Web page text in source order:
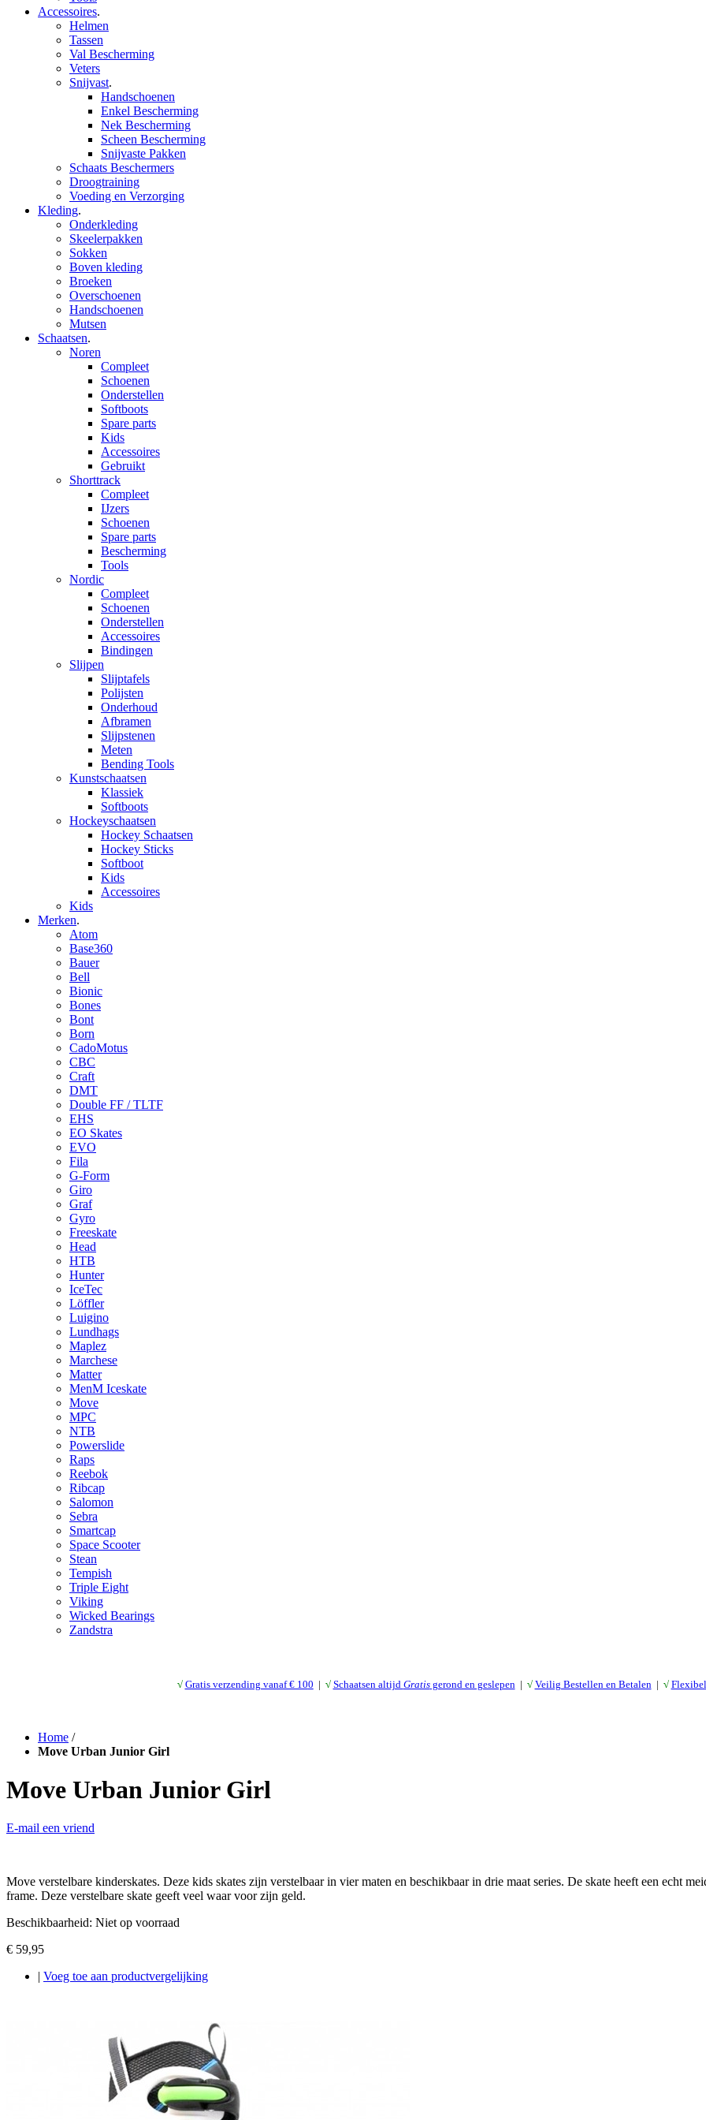
Accessoires.
Helmen
Tassen
Val Bescherming
Veters
Snijvast.
Handschoenen
Enkel Bescherming
Nek Bescherming
Scheen Bescherming
Snijvaste Pakken
Schaats Beschermers
Droogtraining
Voeding en Verzorging
Kleding.
Onderkleding
Skeelerpakken
Sokken
Boven kleding
Broeken
Overschoenen
Handschoenen
Mutsen
Schaatsen.
Noren
Compleet
Schoenen
Onderstellen
Softboots
Spare parts
Kids
Accessoires
Gebruikt
Shorttrack
Compleet
IJzers
Schoenen
Spare parts
Bescherming
Tools
Nordic
Compleet
Schoenen
Onderstellen
Accessoires
Bindingen
Slijpen
Slijptafels
Polijsten
Onderhoud
Afbramen
Slijpstenen
Meten
Bending Tools
Kunstschaatsen
Klassiek
Softboots
Hockeyschaatsen
Hockey Schaatsen
Hockey Sticks
Softboot
Kids
Accessoires
Kids
Merken.
Atom
Base360
Bauer
Bell
Bionic
Bones
Bont
Born
CadoMotus
CBC
Craft
DMT
Double FF / TLTF
EHS
EO Skates
EVO
Fila
G-Form
Giro
Graf
Gyro
Freeskate
Head
HTB
Hunter
IceTec
Löffler
Luigino
Lundhags
Maplez
Marchese
Matter
MenM Iceskate
Move
MPC
NTB
Powerslide
Raps
Reebok
Ribcap
Salomon
Sebra
Smartcap
Space Scooter
Stean
Tempish
Triple Eight
Viking
Wicked Bearings
Zandstra
√ Gratis verzending vanaf € 100 | √ Schaatsen altijd Gratisgerond en geslepen | √ Veilig Bestellen en Betalen | √
Home /
Move Urban Junior Girl
Move Urban Junior Girl
E-mail een vriend
Move verstelbare kinderskates. Deze kids skates zijn verstelbaar in vier maten en beschikbaar in drie maat series. De skate heeft een echt
frame. Deze verstelbare skate geeft veel waar voor zijn geld.
Beschikbaarheid: Niet op voorraad
€ 59,95
Voeg toe aan productvergelijking